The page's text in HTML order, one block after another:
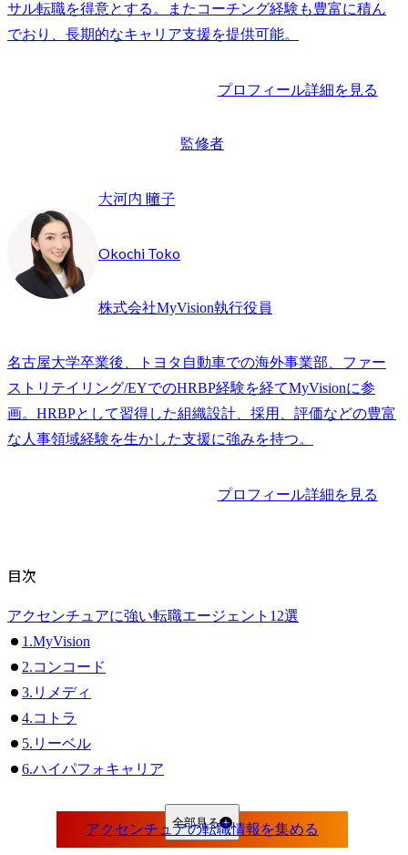
サル転職を得意とする。またコーチング経験も豊富に積ん
でおり、長期的なキャリア支援を提供可能。
プロフィール詳細を見る
監修者
大河内 瞳子
Okochi Toko
株式会社MyVision執行役員
名古屋大学卒業後、トヨタ自動車での海外事業部、ファー
ストリテイリング/EYでのHRBP経験を経てMyVisionに参
画。HRBPとして習得した組織設計、採用、評価などの豊富
な人事領域経験を生かした支援に強みを持つ。
プロフィール詳細を見る
目次
アクセンチュアに強い転職エージェント12選
1.MyVision
2.コンコード
3.リメディ
4.コトラ
5.リーベル
6.ハイパフォキャリア
8.リクルートエージェント
9.JACRecruitment
全部見る